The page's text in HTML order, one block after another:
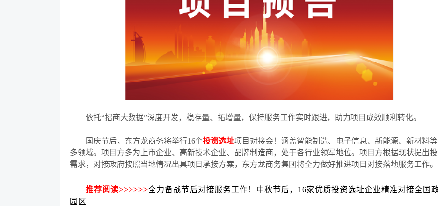
依托“招商大数据”深度开发，稳存量、拓增量，保持服务工作实时跟进，助力项目成效顺利转化。
国庆节后，东方龙商务将举行16个投资选址项目对接会！涵盖智能制造、电子信息、新能源、新材料
多领域。项目方多为上市企业、高新技术企业、品牌制造商，处于各行业领军地位。项目方根据现状提出
需求，对接政府按照当地情况出具项目承接方案，东方龙商务集团将全力做好推进项目对接落地服务工作。
推荐阅读>>>>>>全力备战节后对接服务工作！中秋节后，16家优质投资选址企业精准对接全国
园区